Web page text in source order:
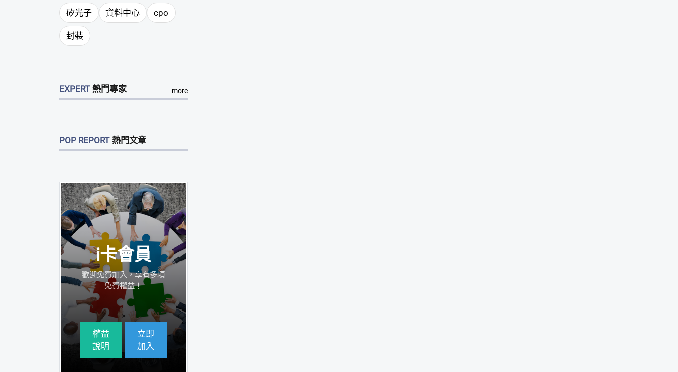
矽光子 資料中心 cpo
封裝
EXPERT 熱門專家 more
POP REPORT 熱門文章
i卡會員
歡迎免費加入，享有多項
免費權益！
>
權益
說明
立即
加入